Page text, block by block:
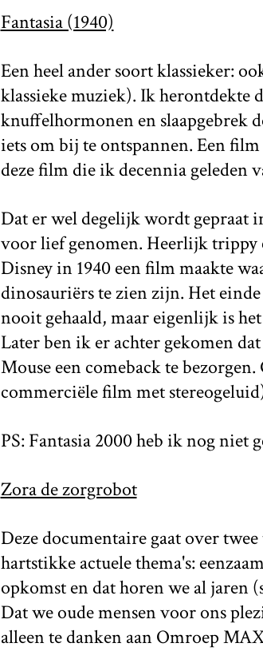
Fantasia (1940)
Een heel ander soort klassieker:
klassieke muziek). Ik herontdekte
knuffelhormonen en slaapgebrek
iets om bij te ontspannen. Een
deze film die ik decennia geleden
Dat er wel degelijk wordt gepraat
voor lief genomen. Heerlijk trippy
Disney in 1940 een film maakte
dinosauriërs te zien zijn. Het
nooit gehaald, maar eigenlijk is
Later ben ik er achter gekomen
Mouse een comeback te
commerciële film met
PS: Fantasia 2000 heb ik nog niet
Zora de zorgrobot
Deze documentaire gaat over
hartstikke actuele thema's:
opkomst en dat horen we al jaren
Dat we oude mensen voor ons
alleen te danken aan Omroep